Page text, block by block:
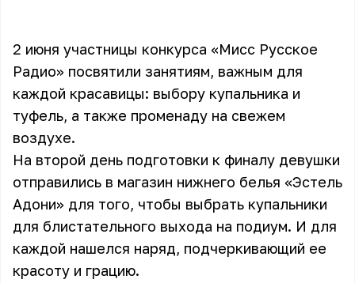
2 июня участницы конкурса «Мисс Русское
Радио» посвятили занятиям, важным для
каждой красавицы: выбору купальника и
туфель, а также променаду на свежем
воздухе.
На второй день подготовки к финалу девушки
отправились в магазин нижнего белья «Эстель
Адони» для того, чтобы выбрать купальники
для блистательного выхода на подиум. И для
каждой нашелся наряд, подчеркивающий ее
красоту и грацию.